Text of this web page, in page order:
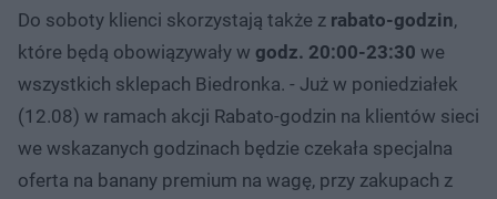
Do soboty klienci skorzystają także z rabato-godzin,
które będą obowiązywały w godz. 20:00-23:30 we
wszystkich sklepach Biedronka. - Już w poniedziałek
(12.08) w ramach akcji Rabato-godzin na klientów sieci
we wskazanych godzinach będzie czekała specjalna
oferta na banany premium na wagę, przy zakupach z